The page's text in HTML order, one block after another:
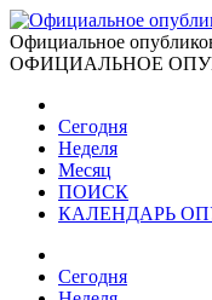
Официальное
ОФИЦИАЛЬНОЕ
Сегодня
Неделя
Месяц
ПОИСК
КАЛЕНДАРЬ
Сегодня